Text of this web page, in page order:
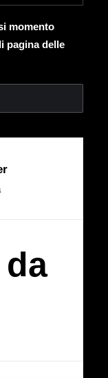
momento
pagina delle